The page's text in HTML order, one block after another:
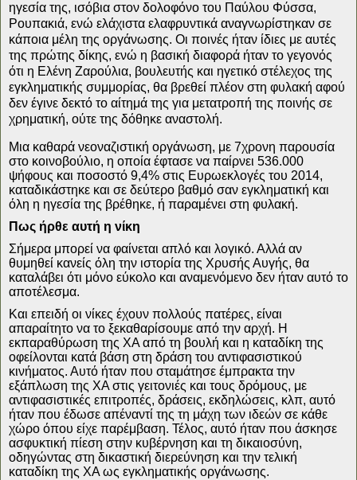
ηγεσία της, ισόβια στον δολοφόνο του Παύλου Φύσσα,
Ρουπακιά, ενώ ελάχιστα ελαφρυντικά αναγνωρίστηκαν σε
κάποια μέλη της οργάνωσης. Οι ποινές ήταν ίδιες με αυτές
της πρώτης δίκης, ενώ η βασική διαφορά ήταν το γεγονός
ότι η Ελένη Ζαρούλια, βουλευτής και ηγετικό στέλεχος της
εγκληματικής συμμορίας, θα βρεθεί πλέον στη φυλακή αφού
δεν έγινε δεκτό το αίτημά της για μετατροπή της ποινής σε
χρηματική, ούτε της δόθηκε αναστολή.
Μια καθαρά νεοναζιστική οργάνωση, με 7χρονη παρουσία
στο κοινοβούλιο, η οποία έφτασε να παίρνει 536.000
ψήφους και ποσοστό 9,4% στις Ευρωεκλογές του 2014,
καταδικάστηκε και σε δεύτερο βαθμό σαν εγκληματική και
όλη η ηγεσία της βρέθηκε, ή παραμένει στη φυλακή.
Πως ήρθε αυτή η νίκη
Σήμερα μπορεί να φαίνεται απλό και λογικό. Αλλά αν
θυμηθεί κανείς όλη την ιστορία της Χρυσής Αυγής, θα
καταλάβει ότι μόνο εύκολο και αναμενόμενο δεν ήταν αυτό το
αποτέλεσμα.
Και επειδή οι νίκες έχουν πολλούς πατέρες, είναι
απαραίτητο να το ξεκαθαρίσουμε από την αρχή. Η
εκπαραθύρωση της ΧΑ από τη βουλή και η καταδίκη της
οφείλονται κατά βάση στη δράση του αντιφασιστικού
κινήματος. Αυτό ήταν που σταμάτησε έμπρακτα την
εξάπλωση της ΧΑ στις γειτονιές και τους δρόμους, με
αντιφασιστικές επιτροπές, δράσεις, εκδηλώσεις, κλπ, αυτό
ήταν που έδωσε απέναντί της τη μάχη των ιδεών σε κάθε
χώρο όπου είχε παρέμβαση. Τέλος, αυτό ήταν που άσκησε
ασφυκτική πίεση στην κυβέρνηση και τη δικαιοσύνη,
οδηγώντας στη δικαστική διερεύνηση και την τελική
καταδίκη της ΧΑ ως εγκληματικής οργάνωσης.